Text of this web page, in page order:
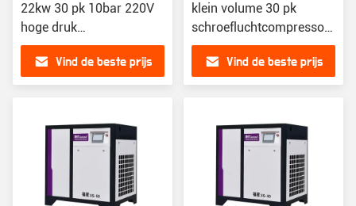
22kw 30 pk 10bar 220V
hoge druk
luchtcompressor voor
voedingsmiddelen en
dranken
Vind de beste prijs
klein volume 30 pk
schroefluchtcompressor
voor een luchtcapaciteit
van 3,8 m3/min
Vind de beste prijs